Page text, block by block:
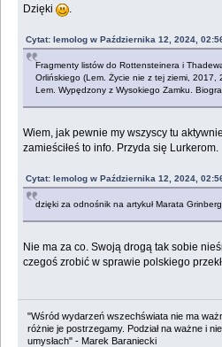
Dzięki
Cytat: lemolog w Października 12, 2024,
Fragmenty listów do Rottensteinera i
Orlińskiego (Lem. Życie nie z tej ziemi, 2017,
Lem. Wypędzony z Wysokiego Zamku.
Wiem, jak pewnie my wszyscy tu
zamieściłeś to info. Przyda się Lurkerom.
Cytat: lemolog w Października 12, 2024,
dzięki za odnośnik na artykuł Marata
Nie ma za co. Swoją drogą tak sobie
czegoś zrobić w sprawie polskiego
"Wśród wydarzeń wszechświata nie ma
różnie je postrzegamy. Podział na ważne i
umysłach" - Marek Baraniecki